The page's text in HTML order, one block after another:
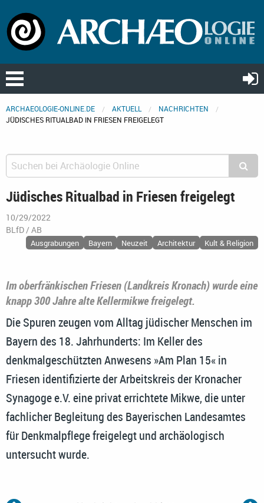
ARCHAEOLOGIE-ONLINE.DE AKTUELL
NACHRICHTEN
JÜDISCHES RITUALBAD IN FRIESEN FREIGELEGT
Jüdisches Ritualbad in Friesen freigelegt
10/29/2022
BLfD / AB
Ausgrabungen Bayern Neuzeit Architektur Kult & Religion
Im oberfränkischen Friesen (Landkreis Kronach) wurde eine
knapp 300 Jahre alte Kellermikwe freigelegt.
Die Spuren zeugen vom Alltag jüdischer Menschen im
Bayern des 18. Jahrhunderts: Im Keller des
denkmalgeschützten Anwesens »Am Plan 15« in
Friesen identifizierte der Arbeitskreis der Kronacher
Synagoge e.V. eine privat errichtete Mikwe, die unter
fachlicher Begleitung des Bayerischen Landesamtes
für Denkmalpflege freigelegt und archäologisch
untersucht wurde.